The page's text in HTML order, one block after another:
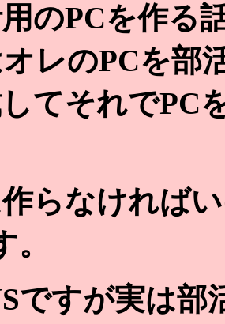
のPCを作る
レのPCを部
てそれでPC
らなければ
ですが実は部